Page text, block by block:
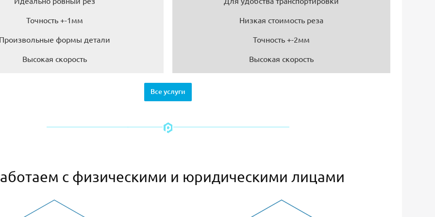
Точность +-1мм
формы детали
Высокая скорость
Низкая стоимость реза
Точность +-2мм
Высокая скорость
Все услуги
с физическими и юридическими лицами